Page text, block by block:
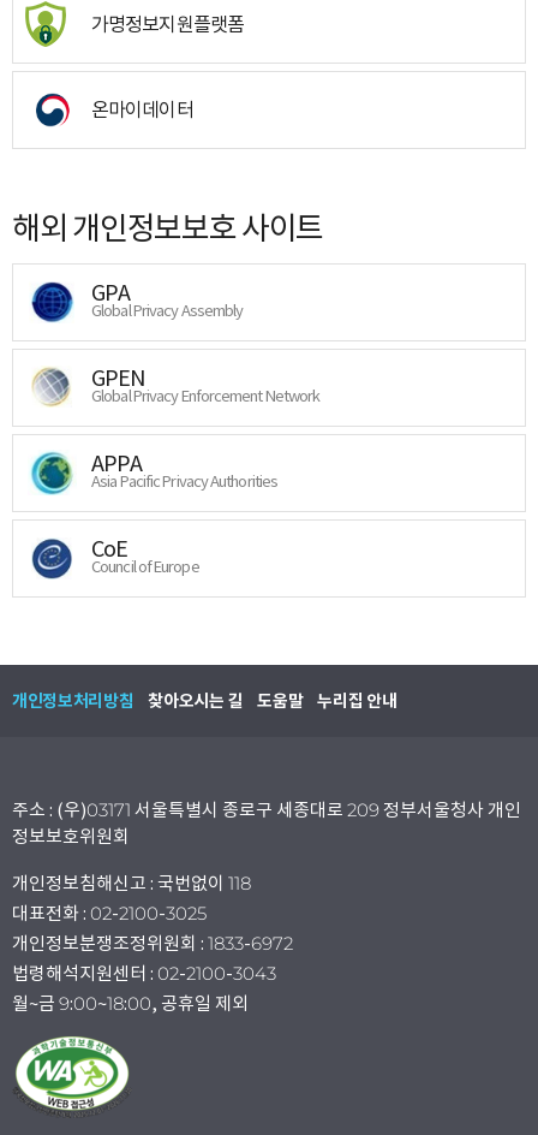
가명정보지원플랫폼
온마이데이터
해외 개인정보보호 사이트
GPA
Global Privacy Assembly
GPEN
Global Privacy Enforcement Network
APPA
Asia Pacific Privacy Authorities
CoE
Council of Europe
개인정보처리방침 찾아오시는 길 도움말 누리집 안내
주소 : (우)03171 서울특별시 종로구 세종대로 209 정부서울청사 개인
정보보호위원회
개인정보침해신고 : 국번없이 118
대표전화 : 02-2100-3025
개인정보분쟁조정위원회 : 1833-6972
법령해석지원센터 : 02-2100-3043
월~금 9:00~18:00, 공휴일 제외